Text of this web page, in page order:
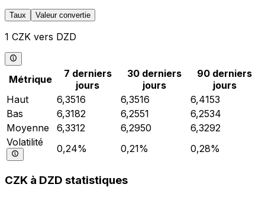
Taux Valeur convertie
1 CZK vers DZD
Métrique
7 derniers
jours
30 derniers
jours
90 derniers
jours
Haut
6,3516 6,3516
6,4153
Bas
6,3182 6,2551
6,2534
Moyenne
6,3312 6,2950
6,3292
Volatilité
0,24% 0,21% 0,28%
CZK à DZD statistiques